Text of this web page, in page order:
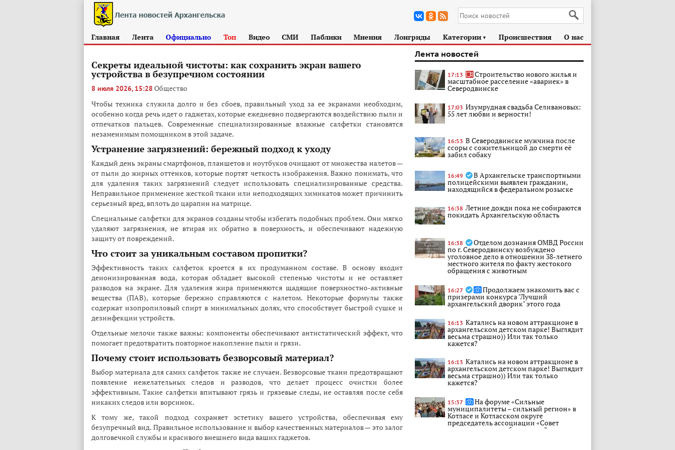
Главная Лента Официально Топ Видео СМИ Паблики Мнения Лонгриды Категории ► Происшествия О нас
Секреты идеальной чистоты: как сохранить экран вашего
устройства в безупречном состоянии
8 июля 2026, 15:28 Общество
Чтобы техника служила долго и без сбоев, правильный уход за ее экранами необходим,
особенно когда речь идет о гаджетах, которые ежедневно подвергаются воздействию пыли и
отпечатков пальцев. Современные специализированные влажные салфетки становятся
незаменимым помощником в этой задаче.
Устранение загрязнений: бережный подход к уходу
Каждый день экраны смартфонов, планшетов и ноутбуков очищают от множества налетов —
от пыли до жирных оттенков, которые портят четкость изображения. Важно понимать, что
для удаления таких загрязнений следует использовать специализированные средства.
Неправильное применение жесткой ткани или неподходящих химикатов может причинить
серьезный вред, вплоть до царапин на матрице.
Специальные салфетки для экранов созданы чтобы избегать подобных проблем. Они мягко
удаляют загрязнения, не втирая их обратно в поверхность, и обеспечивают надежную
защиту от повреждений.
Что стоит за уникальным составом пропитки?
Эффективность таких салфеток кроется в их продуманном составе. В основу входит
деионизированная вода, которая обладает высокой степенью чистоты и не оставляет
разводов на экране. Для удаления жира применяются щадящие поверхностно-активные
вещества (ПАВ), которые бережно справляются с налетом. Некоторые формулы также
содержат изопропиловый спирт в минимальных долях, что способствует быстрой сушке и
дезинфекции устройств.
Отдельные мелочи также важны: компоненты обеспечивают антистатический эффект, что
помогает предотвратить повторное накопление пыли и грязи.
Почему стоит использовать безворсовый материал?
Выбор материала для самих салфеток также не случаен. Безворсовые ткани предотвращают
появление нежелательных следов и разводов, что делает процесс очистки более
эффективным. Такие салфетки впитывают грязь и грязевые следы, не оставляя после себя
никаких следов или ворсинок.
К тому же, такой подход сохраняет эстетику вашего устройства, обеспечивая ему
безупречный вид. Правильное использование и выбор качественных материалов — это залог
долговечной службы и красивого внешнего вида ваших гаджетов.
Лента новостей
17:13 Строительство нового жилья и
масштабное расселение «авариек» в
Северодвинске
17:03 Изумрудная свадьба Селивановых:
55 лет любви и верности!
16:53 В Северодвинске мужчина после
ссоры с сожительницой до смерти её
забил собаку
16:49 В Архангельске транспортными
полицейскими выявлен гражданин,
находящийся в федеральном розыске
16:38 Летние дожди пока не собираются
покидать Архангельскую область
16:38 Отделом дознания ОМВД России
по г. Северодвинску возбуждено
уголовное дело в отношении 38-летнего
местного жителя по факту жестокого
обращения с животным
16:27 Продолжаем знакомить вас с
призерами конкурса "Лучший
архангельский дворик" этого года
16:13 Катались на новом аттракционе в
архангельском детском парке! Выглядит
весьма страшно)) Или так только
кажется?
16:13 Катались на новом аттракционе в
архангельском детском парке! Выглядит
весьма страшно)) Или так только
кажется?
15:37 На форуме «Сильные
муниципалитеты – сильный регион» в
Котласе и Котласском округе
председатель ассоциации «Совет
муниципальных образований», член